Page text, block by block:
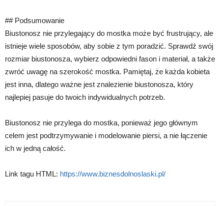
## Podsumowanie
Biustonosz nie przylegający do mostka może być frustrujący, ale
istnieje wiele sposobów, aby sobie z tym poradzić. Sprawdź swój
rozmiar biustonosza, wybierz odpowiedni fason i materiał, a także
zwróć uwagę na szerokość mostka. Pamiętaj, że każda kobieta
jest inna, dlatego ważne jest znalezienie biustonosza, który
najlepiej pasuje do twoich indywidualnych potrzeb.
Biustonosz nie przylega do mostka, ponieważ jego głównym
celem jest podtrzymywanie i modelowanie piersi, a nie łączenie
ich w jedną całość.
Link tagu HTML: https://www.biznesdolnoslaski.pl/